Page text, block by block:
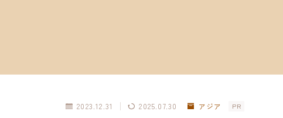
2023.12.31 2025.07.30 アジア PR